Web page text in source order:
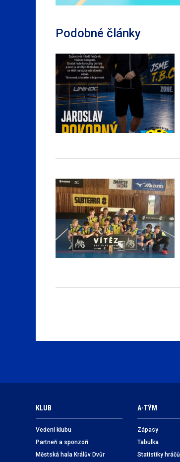
Podobné články
KLUB
Vedení klubu
Partneři a sponzoři
Městská hala Králův Dvůr
A-TÝM
Zápasy
Tabulka
Statistiky hráčů